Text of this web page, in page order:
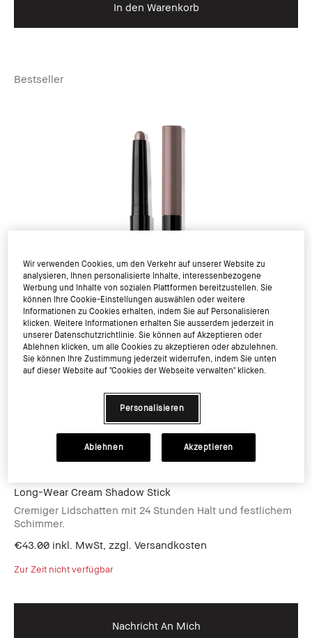
In den Warenkorb
Bestseller
Long-Wear Cream Shadow Stick
Cremiger Lidschatten mit 24 Stunden Halt und festlichem
Schimmer.
€43.00 inkl. MwSt, zzgl. Versandkosten
Zur Zeit nicht verfügbar
Nachricht An Mich
Wir verwenden Cookies, um den Verkehr auf unserer Website zu
analysieren, Ihnen personalisierte Inhalte, interessenbezogene
Werbung und Inhalte von sozialen Plattformen bereitzustellen. Sie
können Ihre Cookie-Einstellungen auswählen oder weitere
Informationen zu Cookies erhalten, indem Sie auf Personalisieren
klicken. Weitere Informationen erhalten Sie ausserdem jederzeit in
unserer Datenschutzrichtlinie. Sie können auf Akzeptieren oder
Ablehnen klicken, um alle Cookies zu akzeptieren oder abzulehnen.
Sie können Ihre Zustimmung jederzeit widerrufen, indem Sie unten
auf dieser Website auf "Cookies der Webseite verwalten" klicken.
Personalisieren
Ablehnen Akzeptieren